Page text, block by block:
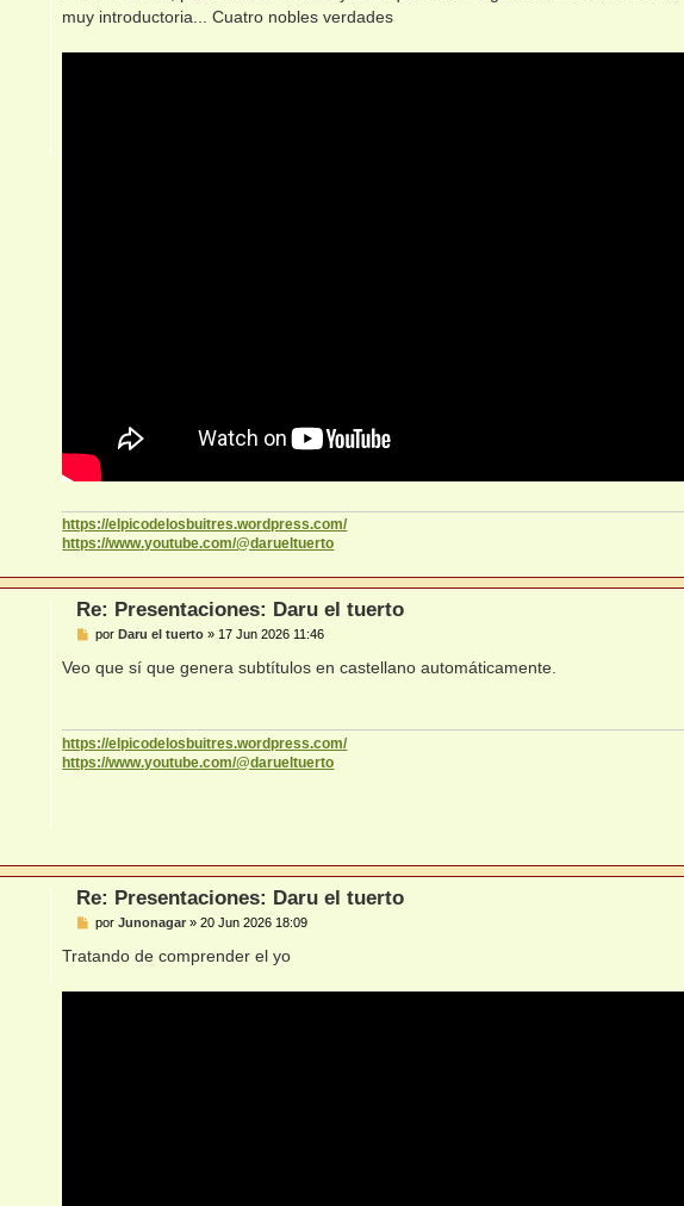
a
e
muy introductoria... Cuatro nobles verdades
https://elpicodelosbuitres.wordpress.com/
https://www.youtube.com/@darueltuerto
Re: Presentaciones: Daru el tuerto
M
n
porDaru el tuerto » 17 Jun 2026 11:46
Veo que sí que genera subtítulos en castellano automáticamente.
https://elpicodelosbuitres.wordpress.com/
https://www.youtube.com/@darueltuerto
Re: Presentaciones: Daru el tuerto
M
n
porJunonagar »20 Jun 2026 18:09
Tratando de comprender el yo